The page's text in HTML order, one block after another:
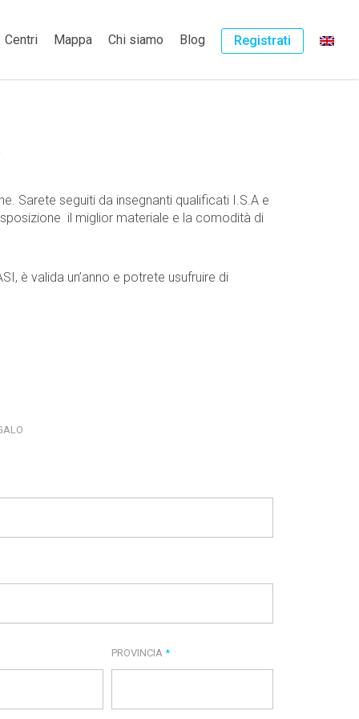
Centri Mappa Chi siamo Blog Registrati
Sarete seguiti da insegnanti qualificati I.S.A e
il miglior materiale e la comodità di
è valida un’anno e potrete usufruire di
PROVINCIA*